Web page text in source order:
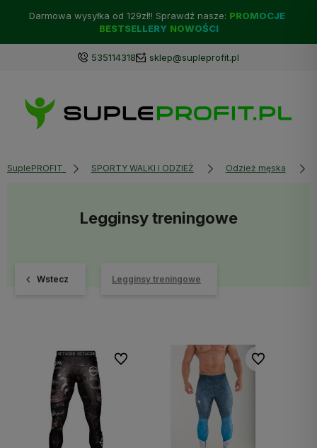
Darmowa wysyłka od 129zł!! Sprawdź nasze: PROMOCJE
BESTSELLERY NOWOŚCI
535114318 sklep@supleprofit.pl
SuplePROFIT SPORTY WALKI I ODZIEŻ Odzież męska
Legginsy treningowe
Wstecz Legginsy treningowe
Do ulubionych Do ulubionych